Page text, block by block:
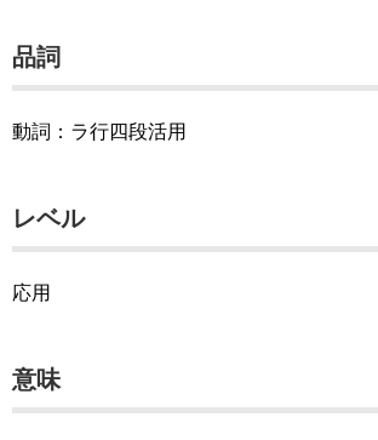
品詞
動詞：ラ行四段活用
レベル
応用
意味